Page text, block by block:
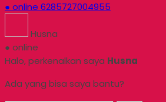
● online 6285727004955
Husna
● online
Halo, perkenalkan saya Husna
Ada yang bisa saya bantu?